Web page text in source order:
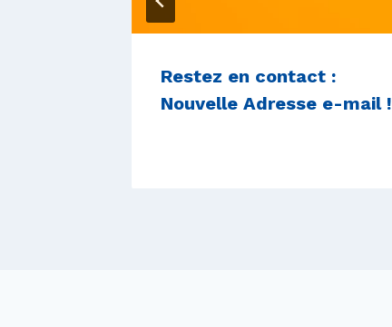
Restez en contact :
Nouvelle Adresse e-mail !